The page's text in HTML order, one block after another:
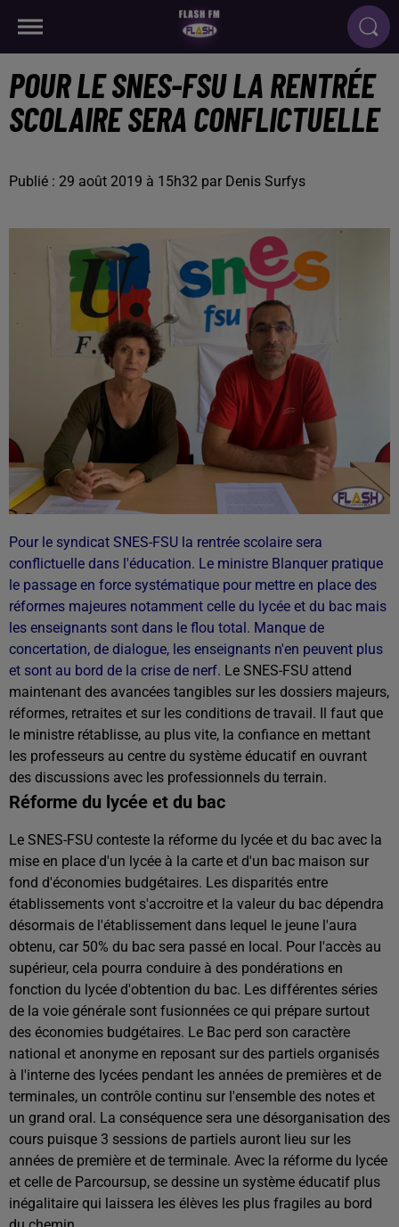
POUR LE SNES-FSU LA RENTRÉE
SCOLAIRE SERA CONFLICTUELLE
Publié : 29 août 2019 à 15h32 par Denis Surfys
Pour le syndicat SNES-FSU la rentrée scolaire sera
conflictuelle dans l'éducation. Le ministre Blanquer pratique
le passage en force systématique pour mettre en place des
réformes majeures notamment celle du lycée et du bac mais
les enseignants sont dans le flou total. Manque de
concertation, de dialogue, les enseignants n'en peuvent plus
et sont au bord de la crise de nerf. Le SNES-FSU attend
maintenant des avancées tangibles sur les dossiers majeurs,
réformes, retraites et sur les conditions de travail. Il faut que
le ministre rétablisse, au plus vite, la confiance en mettant
les professeurs au centre du système éducatif en ouvrant
des discussions avec les professionnels du terrain.
Réforme du lycée et du bac
Le SNES-FSU conteste la réforme du lycée et du bac avec la
mise en place d'un lycée à la carte et d'un bac maison sur
fond d'économies budgétaires. Les disparités entre
établissements vont s'accroitre et la valeur du bac dépendra
désormais de l'établissement dans lequel le jeune l'aura
obtenu, car 50% du bac sera passé en local. Pour l'accès au
supérieur, cela pourra conduire à des pondérations en
fonction du lycée d'obtention du bac. Les différentes séries
de la voie générale sont fusionnées ce qui prépare surtout
des économies budgétaires. Le Bac perd son caractère
national et anonyme en reposant sur des partiels organisés
à l'interne des lycées pendant les années de premières et de
terminales, un contrôle continu sur l'ensemble des notes et
un grand oral. La conséquence sera une désorganisation des
cours puisque 3 sessions de partiels auront lieu sur les
années de première et de terminale. Avec la réforme du lycée
et celle de Parcoursup, se dessine un système éducatif plus
inégalitaire qui laissera les élèves les plus fragiles au bord